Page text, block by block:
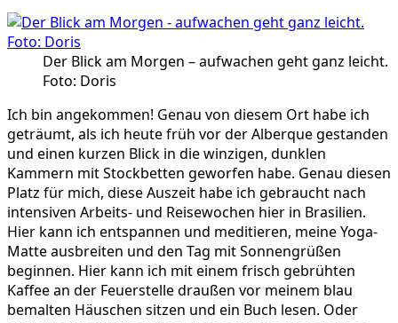
Der Blick am Morgen – aufwachen geht ganz leicht.
Foto: Doris
Ich bin angekommen! Genau von diesem Ort habe ich
geträumt, als ich heute früh vor der Alberque gestanden
und einen kurzen Blick in die winzigen, dunklen
Kammern mit Stockbetten geworfen habe. Genau diesen
Platz für mich, diese Auszeit habe ich gebraucht nach
intensiven Arbeits- und Reisewochen hier in Brasilien.
Hier kann ich entspannen und meditieren, meine Yoga-
Matte ausbreiten und den Tag mit Sonnengrüßen
beginnen. Hier kann ich mit einem frisch gebrühten
Kaffee an der Feuerstelle draußen vor meinem blau
bemalten Häuschen sitzen und ein Buch lesen. Oder